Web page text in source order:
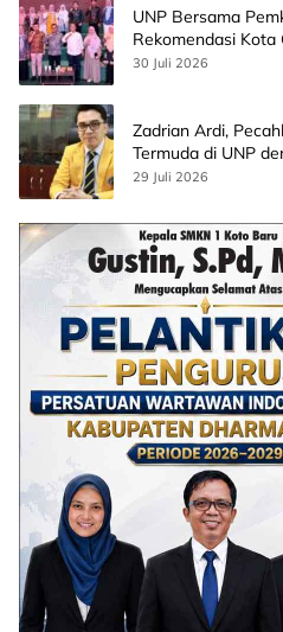
UNP Bersama
Rekomendasi Kota
30 Juli 2026
Zadrian Ardi,
Termuda di UNP
29 Juli 2026